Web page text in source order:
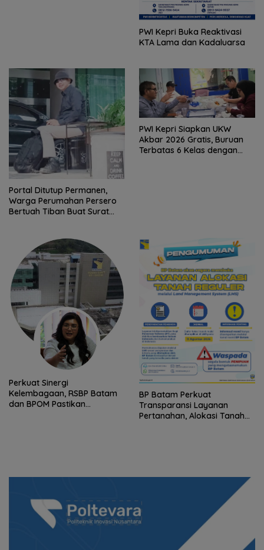
PWI Kepri Buka Reaktivasi
KTA Lama dan Kadaluarsa
Portal Ditutup Permanen,
Warga Perumahan Persero
Bertuah Tiban Buat Surat
PWI Kepri Siapkan UKW
Akbar 2026 Gratis, Buruan
Terbatas 6 Kelas dengan
Perkuat Sinergi
Kelembagaan, RSBP Batam
dan BPOM Pastikan
BP Batam Perkuat
Transparansi Layanan
Pertanahan, Alokasi Tanah